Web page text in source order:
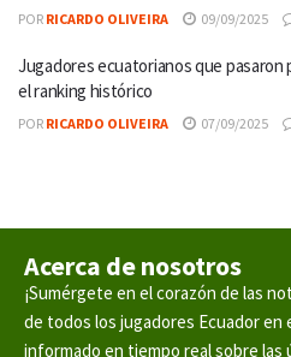
POR RICARDO OLIVEIRA 09/09/2025
Jugadores ecuatorianos que pasaron
el ranking histórico
POR RICARDO OLIVEIRA 07/09/2025
Acerca de nosotros
¡Sumérgete en el corazón de las
de todos los jugadores Ecuador en
informado en tiempo real sobre las